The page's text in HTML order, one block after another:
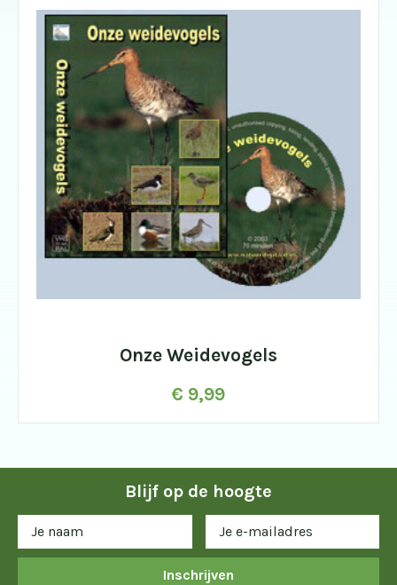
Onze Weidevogels
€ 9,99
Blijf op de hoogte
Inschrijven